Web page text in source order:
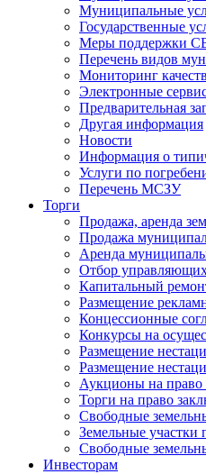
Муниципальные
Государственные
Меры поддержки
Перечень видов
Мониторинг
Электронные
Предварительная
Другая информация
Новости
Информация о
Услуги по
Перечень МСЗУ
Торги
Продажа, аренда
Продажа
Аренда
Отбор
Капитальный
Размещение
Концессионные
Конкурсы на
Размещение
Размещение
Аукционы на право
Торги на право
Свободные
Земельные участки
Свободные
Инвесторам